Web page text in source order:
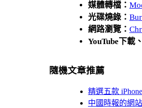
媒體轉檔：
光碟燒錄：
網路瀏覽：
YouTube下載
隨機文章推薦
精選五款
中國時報的網